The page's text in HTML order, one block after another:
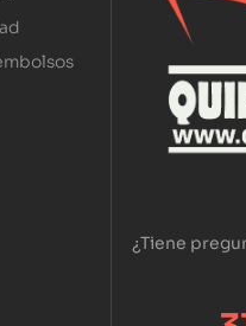
¿Tiene